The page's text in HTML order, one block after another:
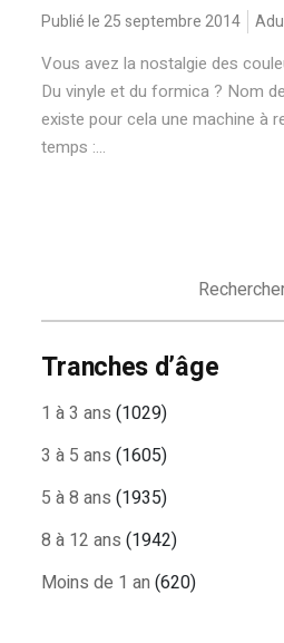
Publié le 25 septembre 2014
Vous avez la nostalgie des
Du vinyle et du formica ? Nom
existe pour cela une machine à
temps :...
Tranches d’âge
1 à 3 ans (1029)
3 à 5 ans (1605)
5 à 8 ans (1935)
8 à 12 ans (1942)
Moins de 1 an (620)